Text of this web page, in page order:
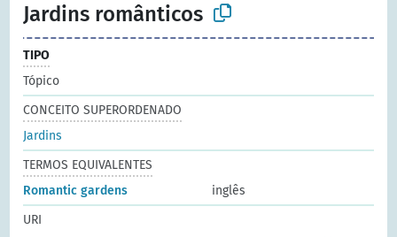
Jardins românticos
TIPO
Tópico
CONCEITO SUPERORDENADO
Jardins
TERMOS EQUIVALENTES
Romantic gardens
inglês
URI